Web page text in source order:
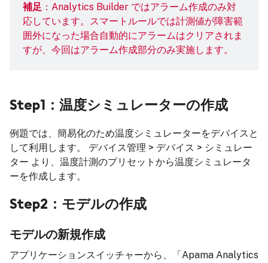
補足 ：Analytics Builder ではアラーム作成のみ対
応しています。スマートルールでは計測値が障害範
囲外になった場合自動的にアラームはクリアされま
すが、今回はアラーム作成部分のみ実施します。
Step1：温度シミュレーターの作成
例題では、簡易化のため温度シミュレーターをデバイスと
して利用します。 デバイス管理 > デバイス > シミュレー
ター より、温度計測のプリセットから温度シミュレータ
ーを作成します。
Step2：モデルの作成
モデルの新規作成
アプリケーションスイッチャーから、「Apama Analytics